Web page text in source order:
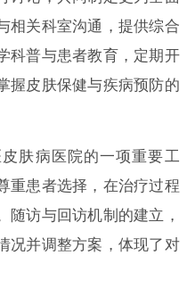
相关科室沟通，提供综合
科普与患者教育，定期开
握皮肤保健与疾病预防的
肤病医院的一项重要工
重患者选择，在治疗过程
随访与回访机制的建立，
况并调整方案，体现了对